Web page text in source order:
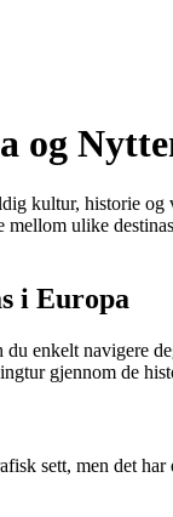
og
kultur, historie og
mellom ulike
i Europa
enkelt navigere
gjennom de
sett, men det